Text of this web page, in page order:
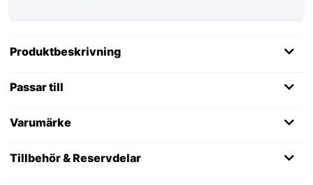
Produktbeskrivning
Passar till
Varumärke
Tillbehör & Reservdelar